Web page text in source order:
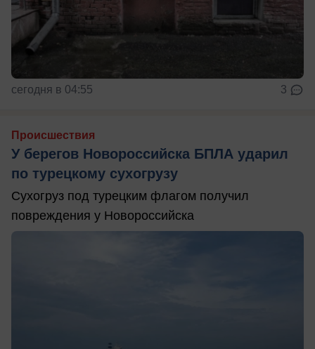
сегодня в 04:55 3
Происшествия
У берегов Новороссийска БПЛА ударил
по турецкому сухогрузу
Сухогруз под турецким флагом получил
повреждения у Новороссийска